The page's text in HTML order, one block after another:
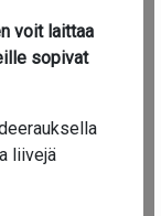
voit laittaa
sopivat
liivejä